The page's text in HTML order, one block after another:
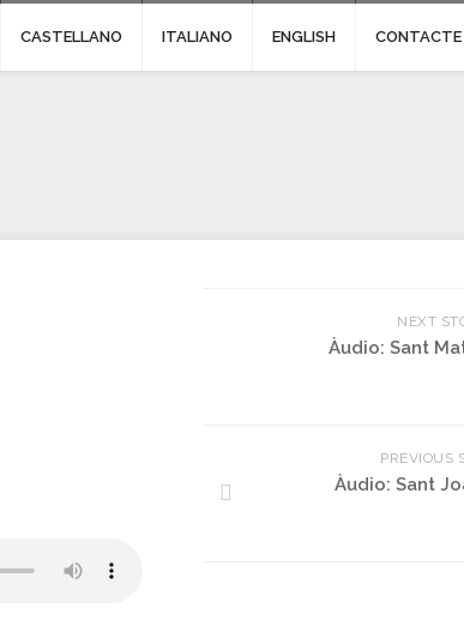
CASTELLANO ITALIANO ENGLISH CONTACTE
NEXT
Àudio: Sant
PREVIOUS
Àudio: Sant